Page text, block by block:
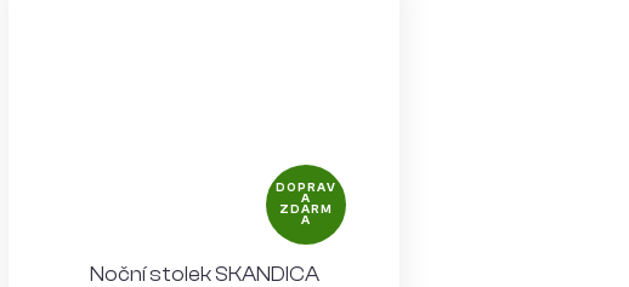
DOPRAV
A
ZDARM
A
Noční stolek SKANDICA